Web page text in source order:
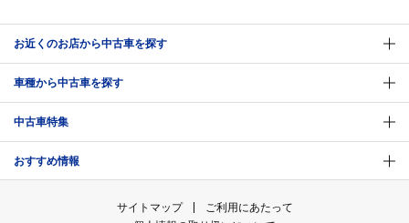
お近くのお店から中古車を探す
車種から中古車を探す
中古車特集
おすすめ情報
サイトマップ
ご利用にあたって